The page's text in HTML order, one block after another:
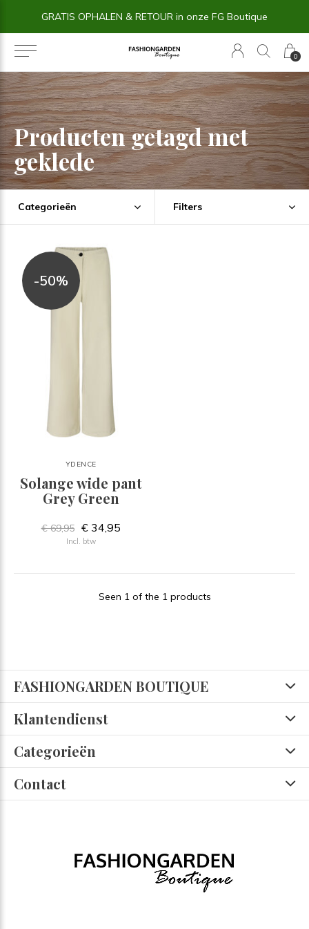
0
GRATIS OPHALEN & RETOUR in onze FG Boutique
Producten getagd met
geklede
Categorieën Filters
-50%
YDENCE
Solange wide pant
Grey Green
€ 69,95 € 34,95
Incl. btw
Seen 1 of the 1 products
FASHIONGARDEN BOUTIQUE
Klantendienst
Categorieën
Contact